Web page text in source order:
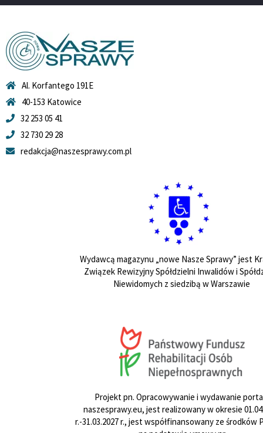
Al. Korfantego 191E
40-153 Katowice
32 253 05 41
32 730 29 28
redakcja@naszesprawy.com.pl
Wydawcą magazynu „nowe Nasze Sprawy” jest
Związek Rewizyjny Spółdzielni Inwalidów i
Niewidomych z siedzibą w Warszawie
Projekt pn. Opracowywanie i wydawanie
naszesprawy.eu, jest realizowany w okresie
r.-31.03.2027 r., jest współfinansowany ze środków